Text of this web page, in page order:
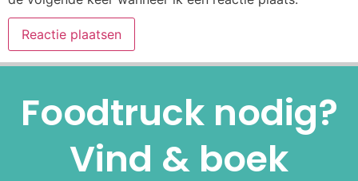
Foodtruck nodig?
Vind & boek